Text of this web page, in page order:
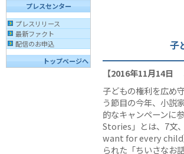
プレスセンター
プレスリリース
最新ファクト
配信のお申込
トップページへ
子
【2016年11月14日
子どもの権利を広め
う節目の今年、小説
的なキャンペーンに
Stories」とは、7文
want for every child
られた「ちいさなお